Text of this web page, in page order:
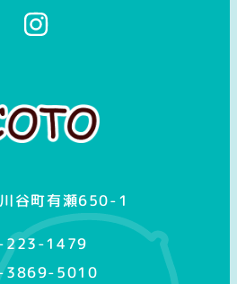
ム
谷町有瀬650-1
223-1479
3869-5010